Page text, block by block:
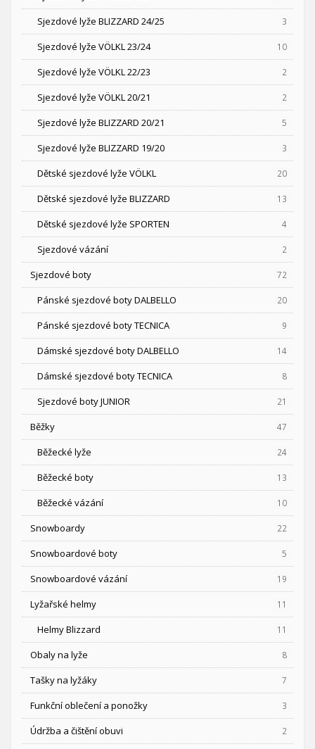
Sjezdové lyže BLIZZARD 24/25 3
Sjezdové lyže VÖLKL 23/24 10
Sjezdové lyže VÖLKL 22/23 2
Sjezdové lyže VÖLKL 20/21 2
Sjezdové lyže BLIZZARD 20/21 5
Sjezdové lyže BLIZZARD 19/20 3
Dětské sjezdové lyže VÖLKL 20
Dětské sjezdové lyže BLIZZARD 13
Dětské sjezdové lyže SPORTEN 4
Sjezdové vázání 2
Sjezdové boty 72
Pánské sjezdové boty DALBELLO 20
Pánské sjezdové boty TECNICA 9
Dámské sjezdové boty DALBELLO 14
Dámské sjezdové boty TECNICA 8
Sjezdové boty JUNIOR 21
Běžky 47
Běžecké lyže 24
Běžecké boty 13
Běžecké vázání 10
Snowboardy 22
Snowboardové boty 5
Snowboardové vázání 19
Lyžařské helmy 11
Helmy Blizzard 11
Obaly na lyže 8
Tašky na lyžáky 7
Funkční oblečení a ponožky 3
Údržba a čištění obuvi 2